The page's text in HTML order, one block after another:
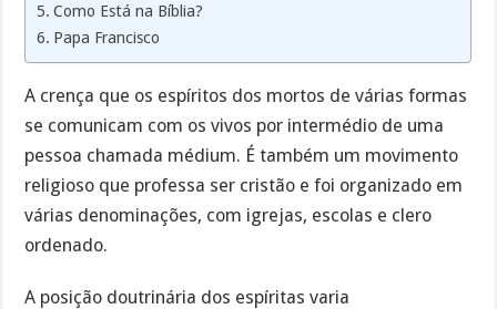
Como Está na Bíblia?
Papa Francisco
A crença que os espíritos dos mortos de várias formas
se comunicam com os vivos por intermédio de uma
pessoa chamada médium. É também um movimento
religioso que professa ser cristão e foi organizado em
várias denominações, com igrejas, escolas e clero
ordenado.
A posição doutrinária dos espíritas varia